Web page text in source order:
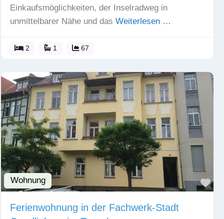
Einkaufsmöglichkeiten, der Inselradweg in
unmittelbarer Nähe und das Weiterlesen …
2 1 67
Wohnung
Ferienwohnung in der Fachwerk-Stadt